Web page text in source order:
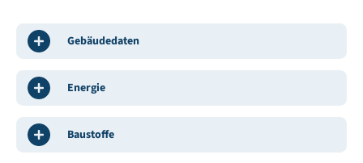
Gebäudedaten
Energie
Baustoffe